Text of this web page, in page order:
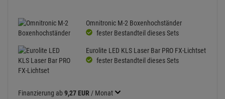
Omnitronic M-2 Boxenhochständer
fester Bestandteil dieses Sets
Eurolite LED KLS Laser Bar PRO FX-Lichtset
fester Bestandteil dieses Sets
Finanzierung ab9,27 EUR / Monat